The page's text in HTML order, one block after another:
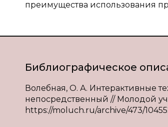
преимущества использования
Библиографическое
Волебная, О. А. Интерактивные
непосредственный // Молодой
https://moluch.ru/archive/473/